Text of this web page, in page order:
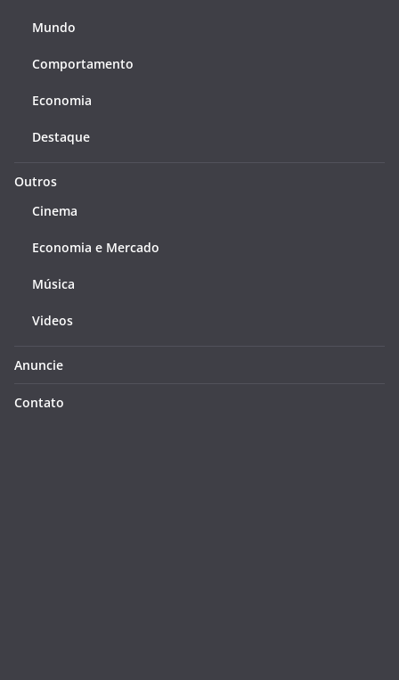
Mundo
Comportamento
Economia
Destaque
Outros
Cinema
Economia e Mercado
Música
Videos
Anuncie
Contato